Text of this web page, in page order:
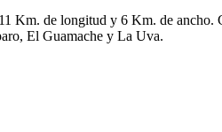
Km. de longitud y 6 Km. de
El Guamache y La Uva.